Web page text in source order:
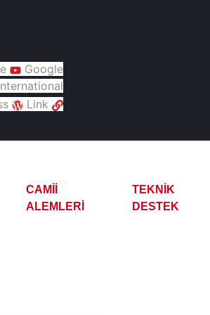
Google
Link
CAMII
ALEMLERI
TEKNIK
DESTEK